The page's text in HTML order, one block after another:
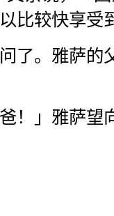
比较快享受
了。雅萨的
！」雅萨望